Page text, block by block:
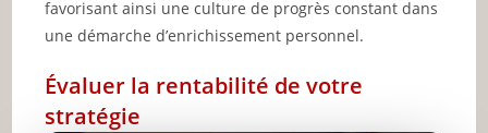
favorisant ainsi une culture de progrès constant dans
une démarche d’enrichissement personnel.
Évaluer la rentabilité de votre
stratégie